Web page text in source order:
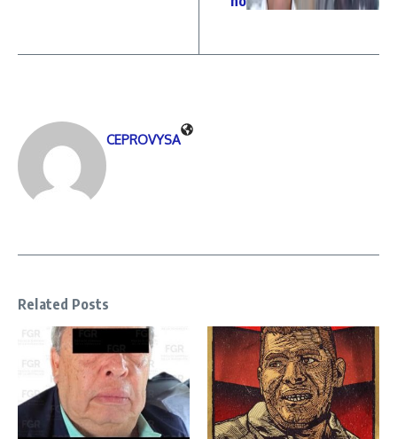
CEPROVYSA
Related Posts